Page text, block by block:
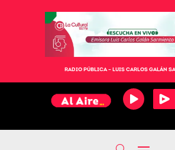
RADIO PÚBLICA – LUIS CARLOS GALÁN